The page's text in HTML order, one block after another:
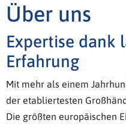
Über uns
Expertise dank
Erfahrung
Mit mehr als einem
der etabliertesten
Die größten europäischen